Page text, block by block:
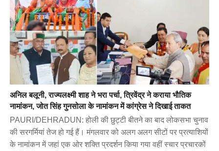
अनिल बलूनी, राज्यलक्ष्मी शाह ने भरा पर्चा, त्रिवेंद्र ने कराया भौतिक
नामांकन, जोत सिंह गुनसोला के नामांकन में कांग्रेस ने दिखाई ताकत
PAURI/DEHRADUN: होली की छुट्टी बीतने का बाद लोकसभा चुनाव
की सरगर्मियां तेज हो गई हैं। मंगलवार को अलग अलग सीटों पर प्रत्याशियों
के नामांकन में जहां एक ओर शक्ति प्रदर्शन किया गया वहीं स्चार प्रचारकों